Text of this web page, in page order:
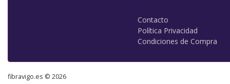
Contacto
Política Privacidad
Condiciones de Compra
fibravigo.es © 2026